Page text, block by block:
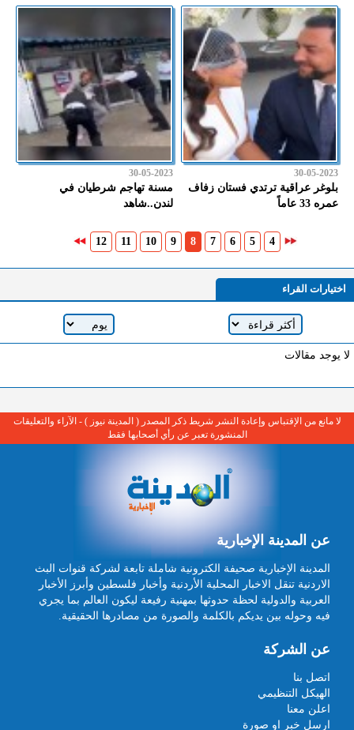
30-05-2023
بلوغر عراقية ترتدي فستان زفاف
عمره 33 عاماً
30-05-2023
مسنة تهاجم شرطيان في
لندن..شاهد
4
5
6
7
8
9
10
11
12
اختيارات القراء
لا يوجد مقالات
لا مانع من الإقتباس وإعادة النشر شريط ذكر المصدر ( المدينة نيوز ) - الآراء والتعليقات
المنشورة تعبر عن رأي أصحابها فقط
عن المدينة الإخبارية
المدينة الإخبارية صحيفة الكترونية شاملة تابعة لشركة قنوات البث
الاردنية تنقل الاخبار المحلية الأردنية وأخبار فلسطين وأبرز الأخبار
العربية والدولية لحظة حدوثها بمهنية رفيعة ليكون العالم بما يجري
فيه وحوله بين يديكم بالكلمة والصورة من مصادرها الحقيقية.
عن الشركة
اتصل بنا
الهيكل التنظيمي
اعلن معنا
ارسل خبر او صورة